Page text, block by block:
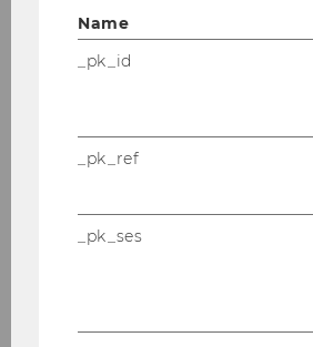
Workshop 3
Karriereprogramm für WU-
Workshopinhalte
Name
_pk_id
_pk_ref
_pk_ses